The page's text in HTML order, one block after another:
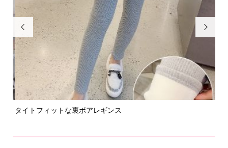

タイトフィットな裏ボアレギンス
